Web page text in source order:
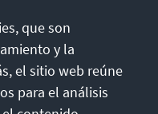
que son
y la
el sitio web reúne
para el análisis